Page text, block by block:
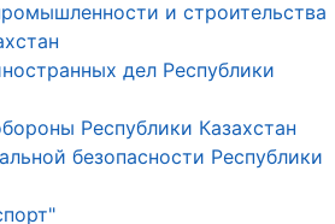
и строительства
дел Республики
Республики Казахстан
безопасности Республики